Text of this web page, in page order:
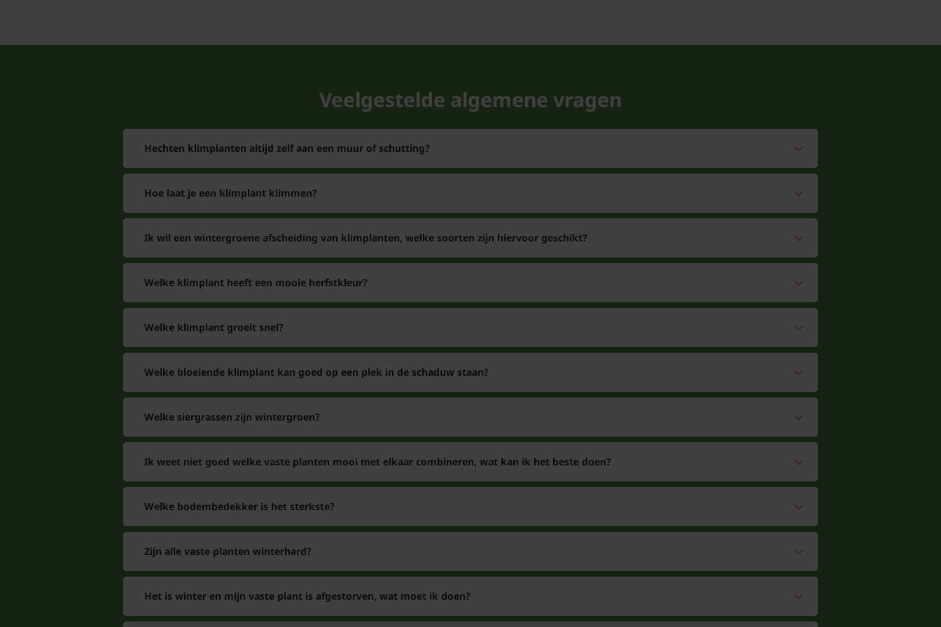
Veelgestelde algemene vragen
Hechten klimplanten altijd zelf aan een muur of schutting?
Hoe laat je een klimplant klimmen?
Ik wil een wintergroene afscheiding van klimplanten, welke soorten zijn hiervoor geschikt?
Welke klimplant heeft een mooie herfstkleur?
Welke klimplant groeit snel?
Welke bloeiende klimplant kan goed op een plek in de schaduw staan?
Welke siergrassen zijn wintergroen?
Ik weet niet goed welke vaste planten mooi met elkaar combineren, wat kan ik het beste doen?
Welke bodembedekker is het sterkste?
Zijn alle vaste planten winterhard?
Het is winter en mijn vaste plant is afgestorven, wat moet ik doen?